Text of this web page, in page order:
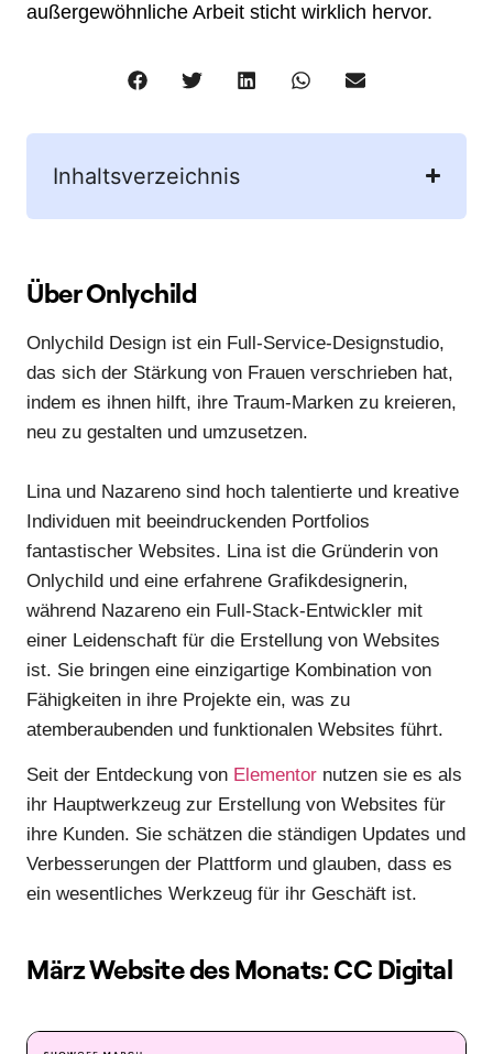
außergewöhnliche Arbeit sticht wirklich hervor.
Inhaltsverzeichnis
Über Onlychild
Onlychild Design ist ein Full-Service-Designstudio,
das sich der Stärkung von Frauen verschrieben hat,
indem es ihnen hilft, ihre Traum-Marken zu kreieren,
neu zu gestalten und umzusetzen.
Lina und Nazareno sind hoch talentierte und kreative
Individuen mit beeindruckenden Portfolios
fantastischer Websites. Lina ist die Gründerin von
Onlychild und eine erfahrene Grafikdesignerin,
während Nazareno ein Full-Stack-Entwickler mit
einer Leidenschaft für die Erstellung von Websites
ist. Sie bringen eine einzigartige Kombination von
Fähigkeiten in ihre Projekte ein, was zu
atemberaubenden und funktionalen Websites führt.
Seit der Entdeckung von Elementor nutzen sie es als
ihr Hauptwerkzeug zur Erstellung von Websites für
ihre Kunden. Sie schätzen die ständigen Updates und
Verbesserungen der Plattform und glauben, dass es
ein wesentliches Werkzeug für ihr Geschäft ist.
März Website des Monats: CC Digital